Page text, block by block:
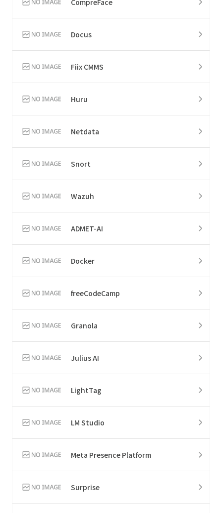
Docus
Fiix CMMS
Huru
Netdata
Snort
Wazuh
ADMET-AI
Docker
freeCodeCamp
Granola
Julius AI
LightTag
LM Studio
Meta Presence Platform
Surprise